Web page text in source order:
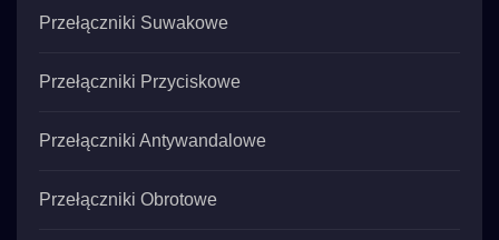
Przełączniki Suwakowe
Przełączniki Przyciskowe
Przełączniki Antywandalowe
Przełączniki Obrotowe